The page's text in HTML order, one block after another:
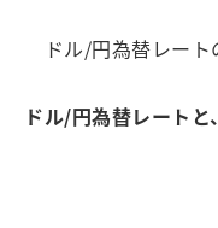
ドル/円為替レート
ドル/円為替レート